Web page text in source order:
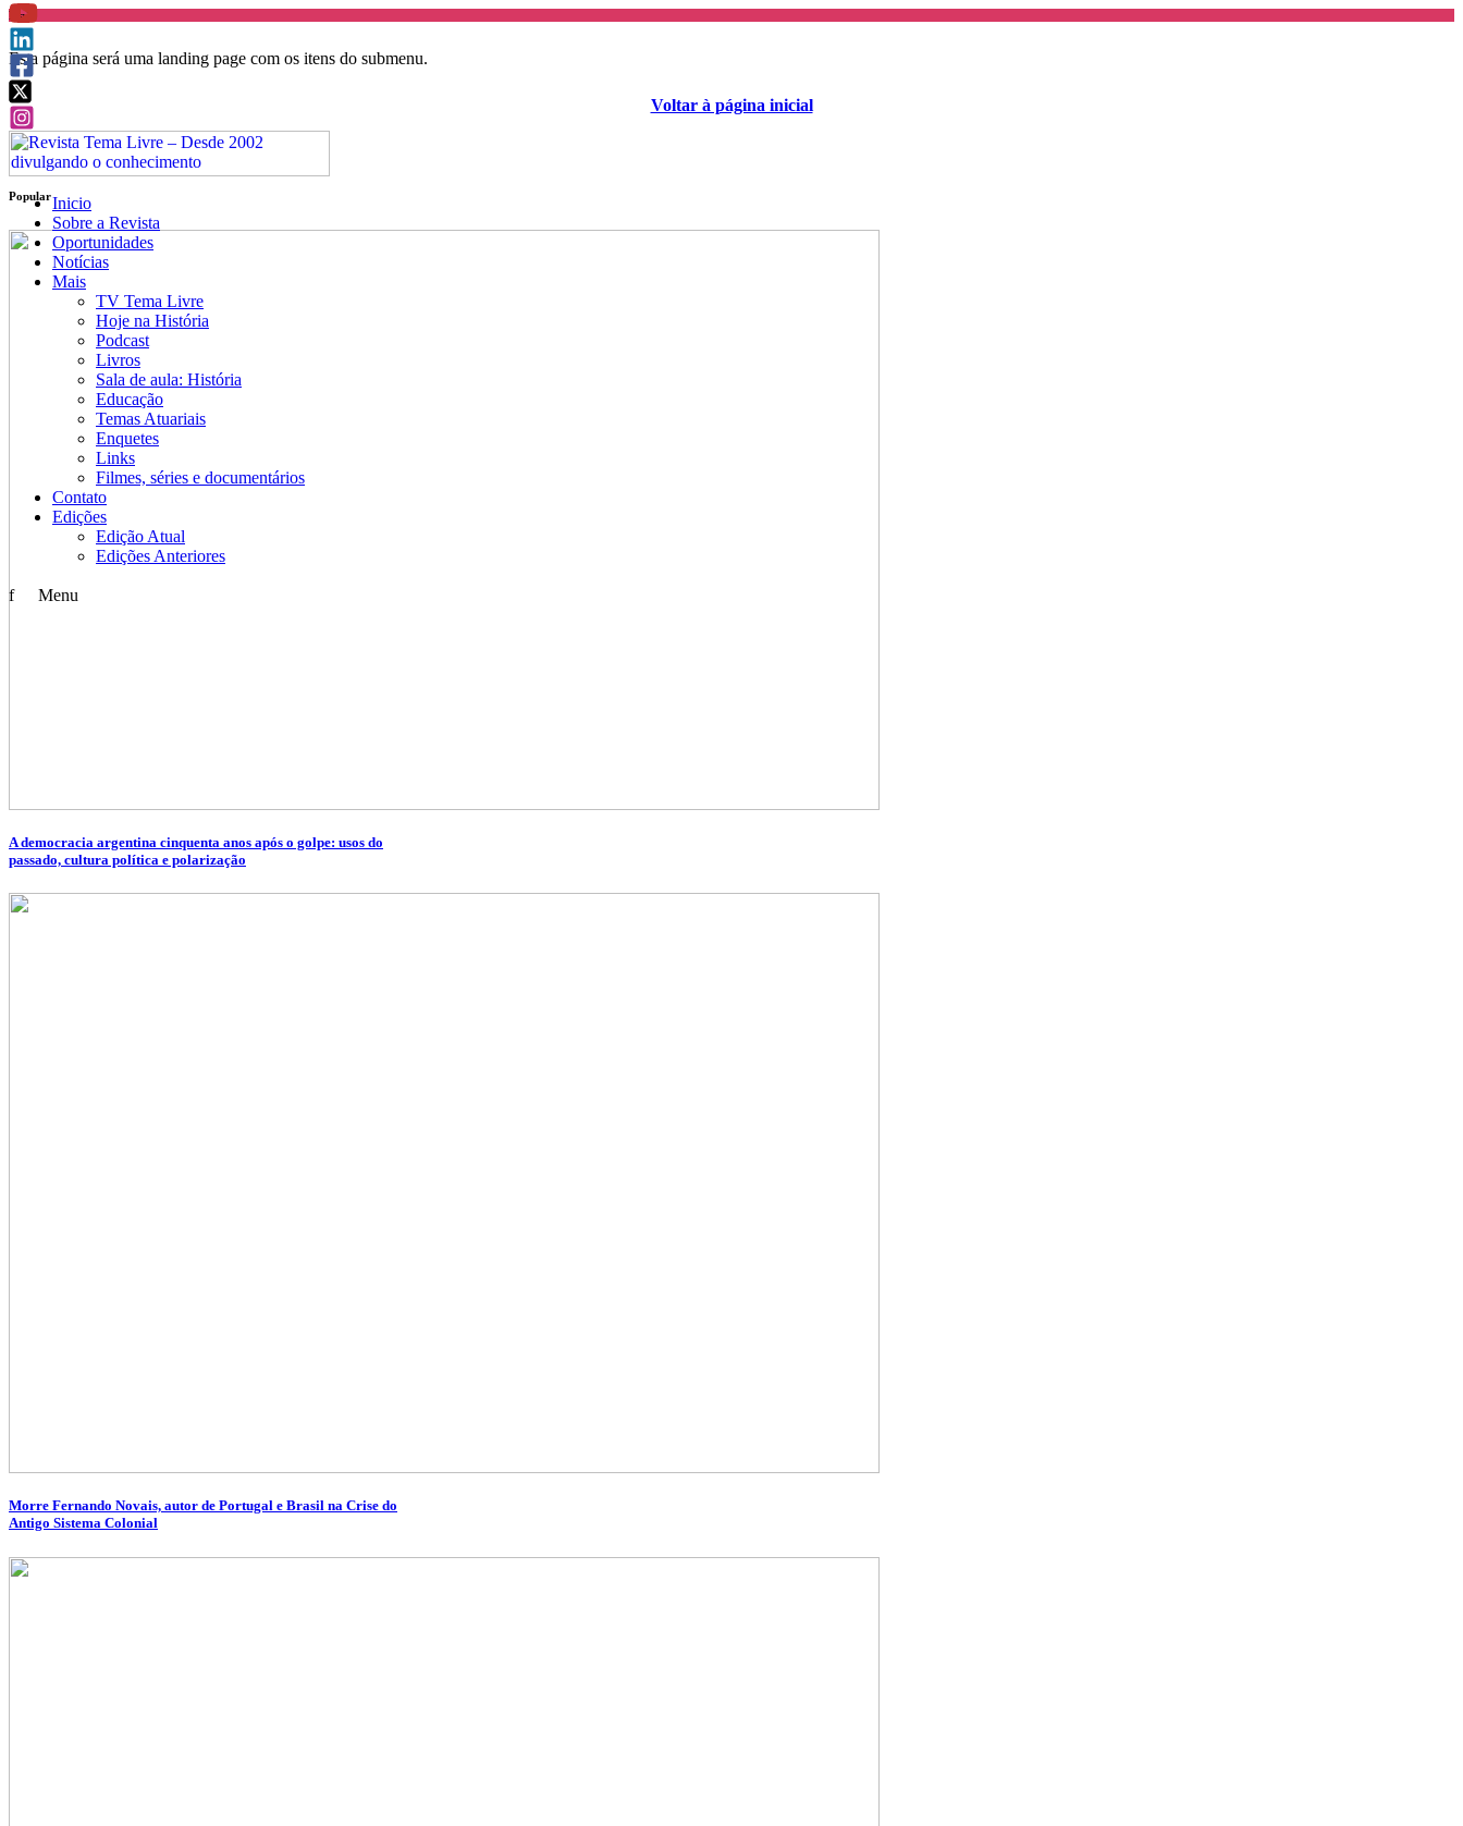
Inicio
Sobre a Revista
Oportunidades
Notícias
Mais
TV Tema Livre
Hoje na História
Podcast
Livros
Sala de aula: História
Educação
Temas Atuariais
Enquetes
Links
Filmes, séries e documentários
Contato
Edições
Edição Atual
Edições Anteriores
f Menu
Mais
Esta página será uma landing page com os itens do submenu.
Voltar à página inicial
Popular
A democracia argentina cinquenta anos após o golpe: usos do
passado, cultura política e polarização
Morre Fernando Novais, autor de Portugal e Brasil na Crise do
Antigo Sistema Colonial